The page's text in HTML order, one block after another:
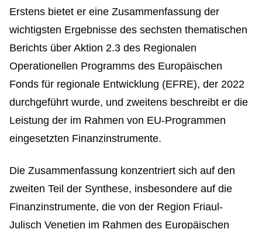
Erstens bietet er eine Zusammenfassung der
wichtigsten Ergebnisse des sechsten thematischen
Berichts über Aktion 2.3 des Regionalen
Operationellen Programms des Europäischen
Fonds für regionale Entwicklung (EFRE), der 2022
durchgeführt wurde, und zweitens beschreibt er die
Leistung der im Rahmen von EU-Programmen
eingesetzten Finanzinstrumente.
Die Zusammenfassung konzentriert sich auf den
zweiten Teil der Synthese, insbesondere auf die
Finanzinstrumente, die von der Region Friaul-
Julisch Venetien im Rahmen des Europäischen